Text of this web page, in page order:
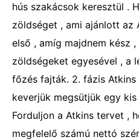
hús szakácsok keresztül .
zöldséget , ami ajánlott az
első , amíg majdnem kész
zöldségeket egyesével , a
főzés fajták. 2. fázis
keverjük megsütjük egy
Forduljon a Atkins tervet ,
megfelelő számú nettó